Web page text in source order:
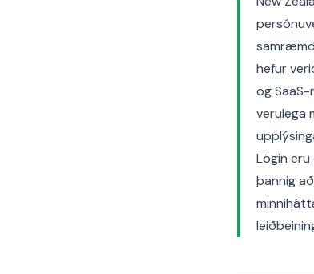
hefur
og
verulega
Lögin
þannig